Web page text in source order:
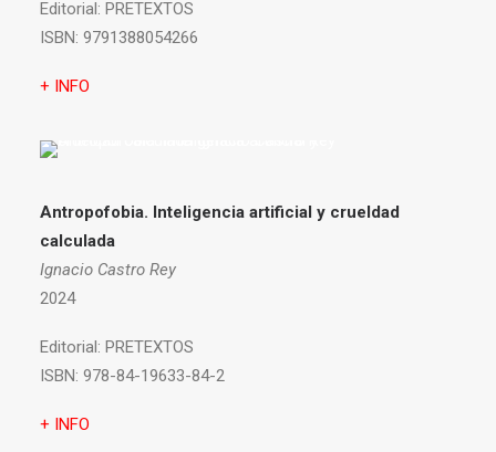
Editorial: PRETEXTOS
ISBN: 9791388054266
+ INFO
Antropofobia. Inteligencia artificial y crueldad
calculada
Ignacio Castro Rey
2024
Editorial: PRETEXTOS
ISBN: 978-84-19633-84-2
+ INFO